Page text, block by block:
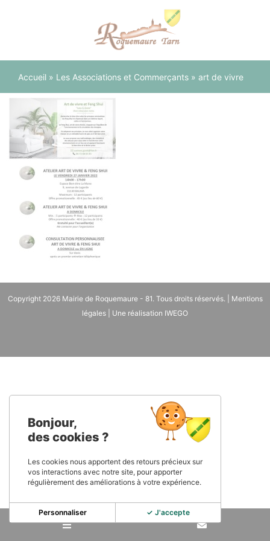
Accueil » Les Associations et Commerçants » art de vivre
Copyright 2026 Mairie de Roquemaure - 81. Tous droits réservés. | Mentions
légales | Une réalisation IWEGO
Bonjour,
des cookies ?
Les cookies nous apportent des retours précieux sur
vos interactions avec notre site, pour apporter
régulièrement des améliorations à votre expérience.
✓ J'accepte
Personnaliser